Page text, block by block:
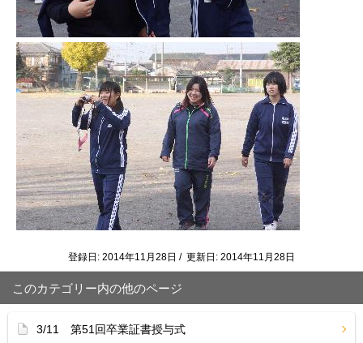
登録日: 2014年11月28日 / 更新日: 2014年11月28日
このカテゴリー内の他のページ
3/11 第51回卒業証書授与式